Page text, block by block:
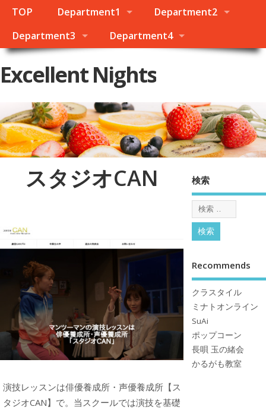
TOP Department1
Department2
Department3
Department4
Excellent Nights
スタジオCAN
演技レッスンは俳優養成所・声優養成所【ス
タジオCAN】で。当スクールでは演技を基礎
検索
Recommends
クラスタイル
ミナトオンライン
SuAi
ポップコーン
長唄 玉の緒会
かるがも教室